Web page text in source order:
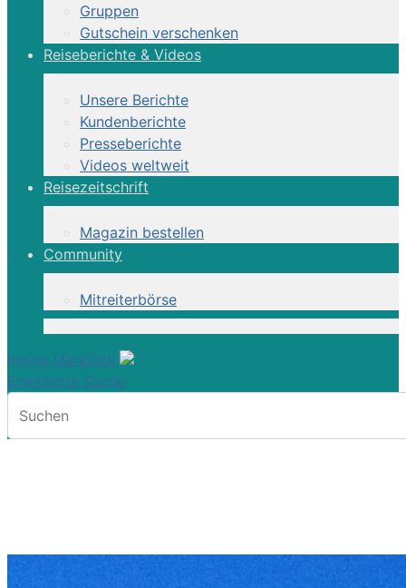
Gruppen
Gutschein verschenken
Reiseberichte & Videos
Unsere Berichte
Kundenberichte
Presseberichte
Videos weltweit
Reisezeitschrift
Magazin bestellen
Community
Mitreiterbörse
meine Merkliste
Erweiterte Suche